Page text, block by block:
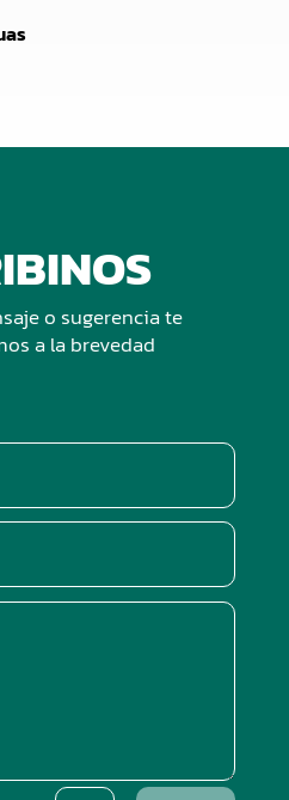
o sugerencia te
a la brevedad